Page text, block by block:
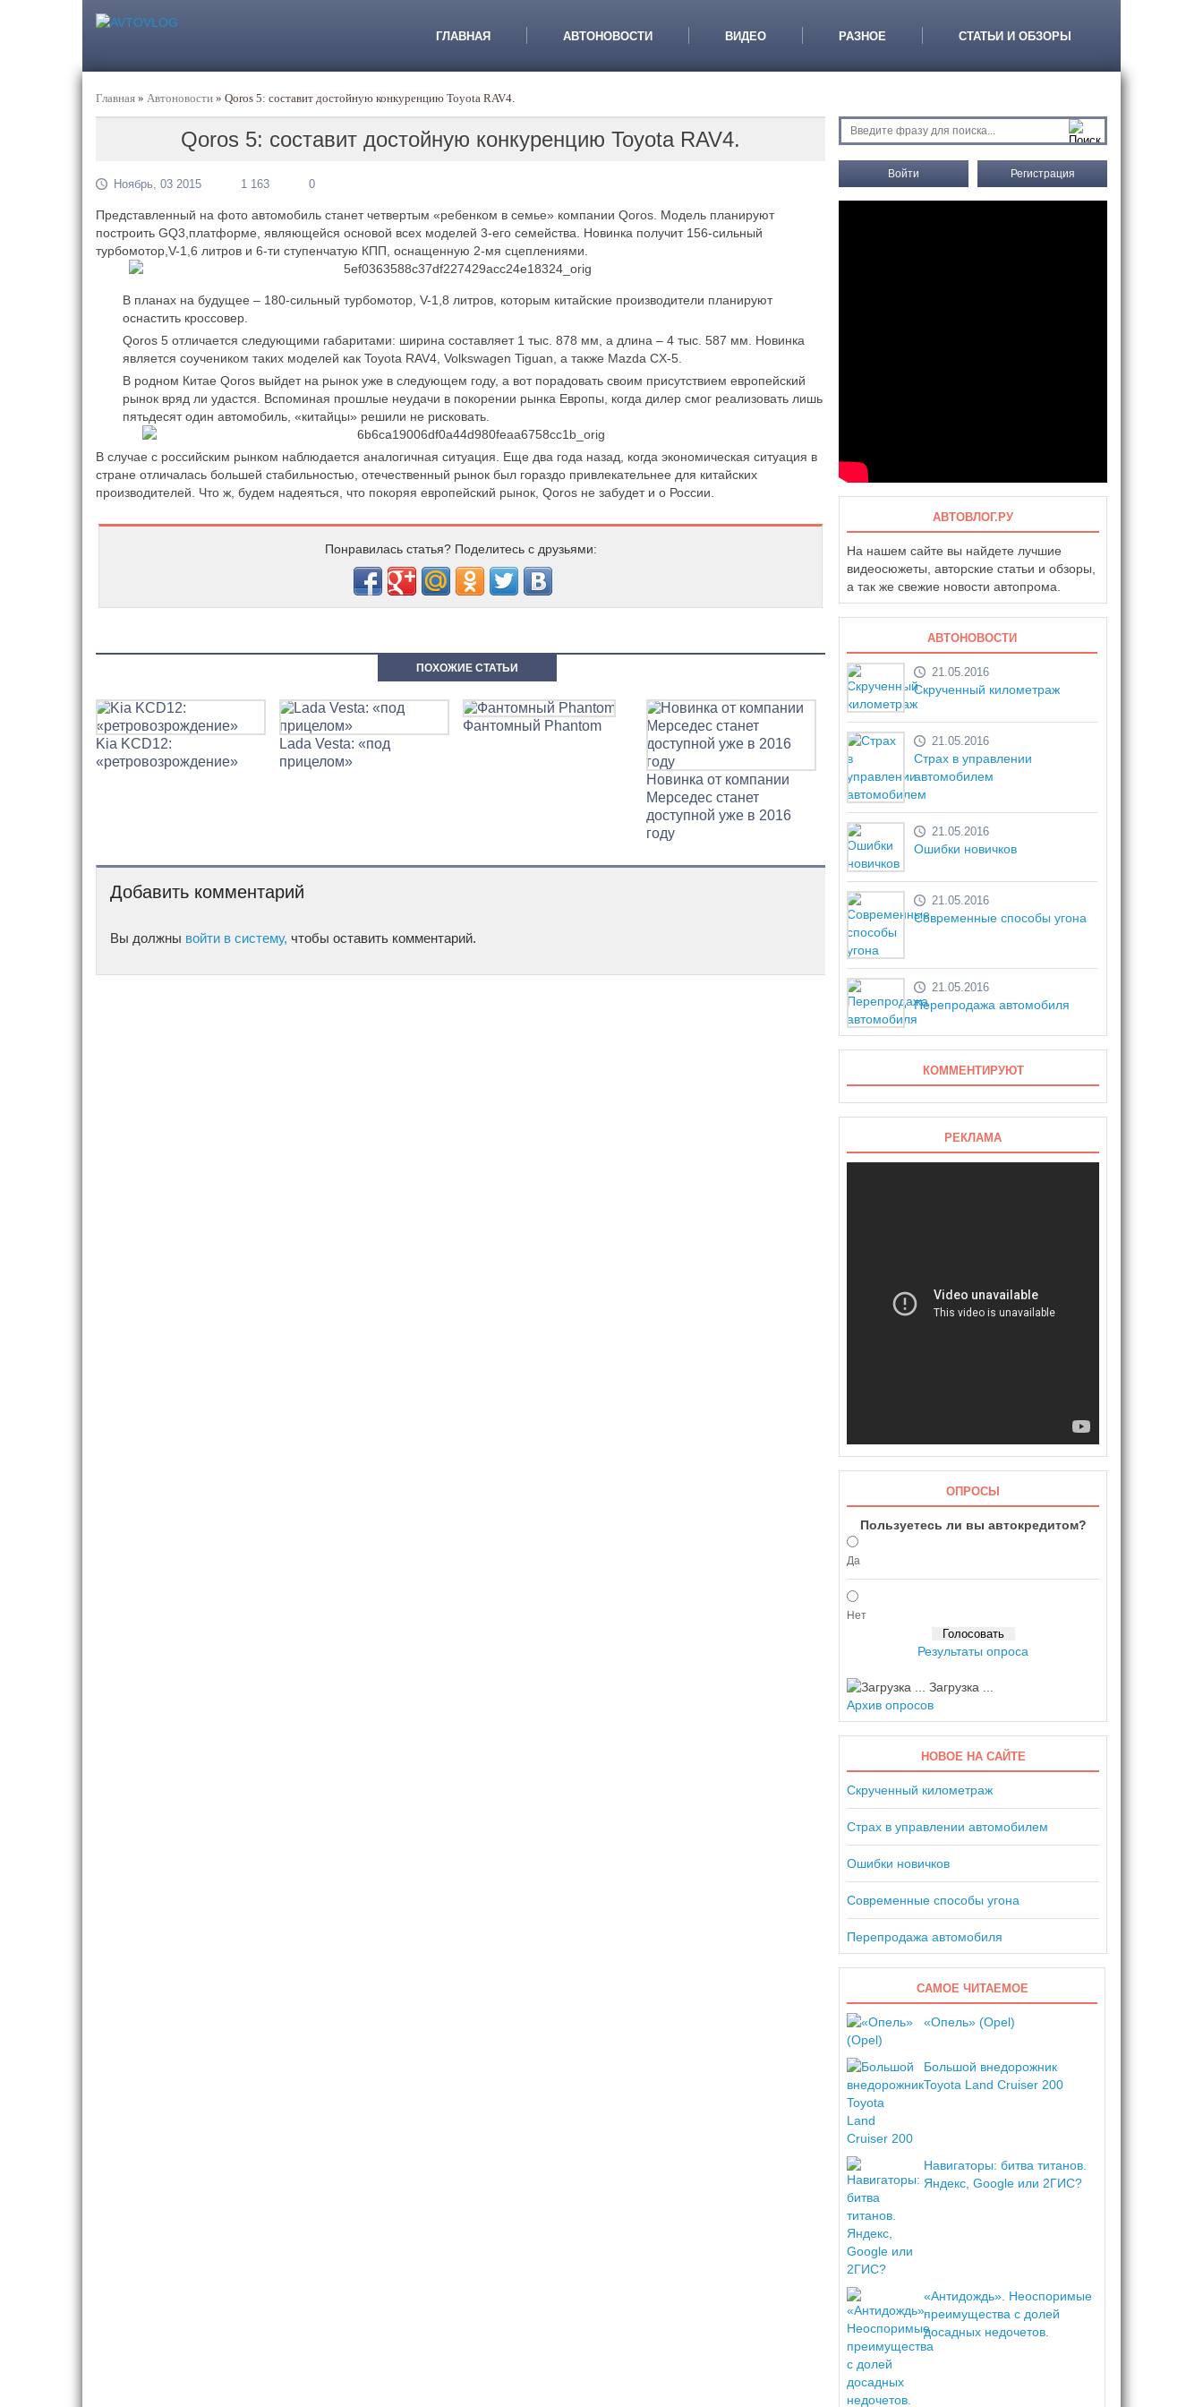
ГЛАВНАЯ АВТОНОВОСТИ ВИДЕО РАЗНОЕ СТАТЬИ И ОБЗОРЫ
Главная » Автоновости » Qoros 5: составит достойную конкуренцию Toyota RAV4.
Qoros 5: составит достойную конкуренцию Toyota RAV4.
Ноябрь, 03 2015 1 163 0
Представленный на фото автомобиль станет четвертым «ребенком в семье» компании Qoros. Модель планируют
построить GQ3,платформе, являющейся основой всех моделей 3-его семейства. Новинка получит 156-сильный
турбомотор,V-1,6 литров и 6-ти ступенчатую КПП, оснащенную 2-мя сцеплениями.
В планах на будущее – 180-сильный турбомотор, V-1,8 литров, которым китайские производители планируют
оснастить кроссовер.
Qoros 5 отличается следующими габаритами: ширина составляет 1 тыс. 878 мм, а длина – 4 тыс. 587 мм. Новинка
является соучеником таких моделей как Toyota RAV4, Volkswagen Tiguan, а также Mazda CX-5.
В родном Китае Qoros выйдет на рынок уже в следующем году, а вот порадовать своим присутствием европейский
рынок вряд ли удастся. Вспоминая прошлые неудачи в покорении рынка Европы, когда дилер смог реализовать лишь
пятьдесят один автомобиль, «китайцы» решили не рисковать.
В случае с российским рынком наблюдается аналогичная ситуация. Еще два года назад, когда экономическая ситуация в
стране отличалась большей стабильностью, отечественный рынок был гораздо привлекательнее для китайских
производителей. Что ж, будем надеяться, что покоряя европейский рынок, Qoros не забудет и о России.
Понравилась статья? Поделитесь с друзьями:
ПОХОЖИЕ СТАТЬИ
Kia KCD12:
«ретровозрождение»
Lada Vesta: «под
прицелом»
Фантомный Phantom
Новинка от компании
Мерседес станет
доступной уже в 2016
году
Добавить комментарий
Вы должны войти в систему, чтобы оставить комментарий.
Войти Регистрация
АВТОВЛОГ.РУ
На нашем сайте вы найдете лучшие
видеосюжеты, авторские статьи и обзоры,
а так же свежие новости автопрома.
АВТОНОВОСТИ
21.05.2016
Скрученный километраж
21.05.2016
Страх в управлении
автомобилем
21.05.2016
Ошибки новичков
21.05.2016
Современные способы угона
21.05.2016
Перепродажа автомобиля
КОММЕНТИРУЮТ
РЕКЛАМА
ОПРОСЫ
Пользуетесь ли вы автокредитом?
Да
Нет
Результаты опроса
Загрузка ...
Архив опросов
НОВОЕ НА САЙТЕ
Скрученный километраж
Страх в управлении автомобилем
Ошибки новичков
Современные способы угона
Перепродажа автомобиля
САМОЕ ЧИТАЕМОЕ
«Опель» (Opel)
Большой внедорожник
Toyota Land Cruiser 200
Навигаторы: битва титанов.
Яндекс, Google или 2ГИС?
«Антидождь». Неоспоримые
преимущества с долей
досадных недочетов.